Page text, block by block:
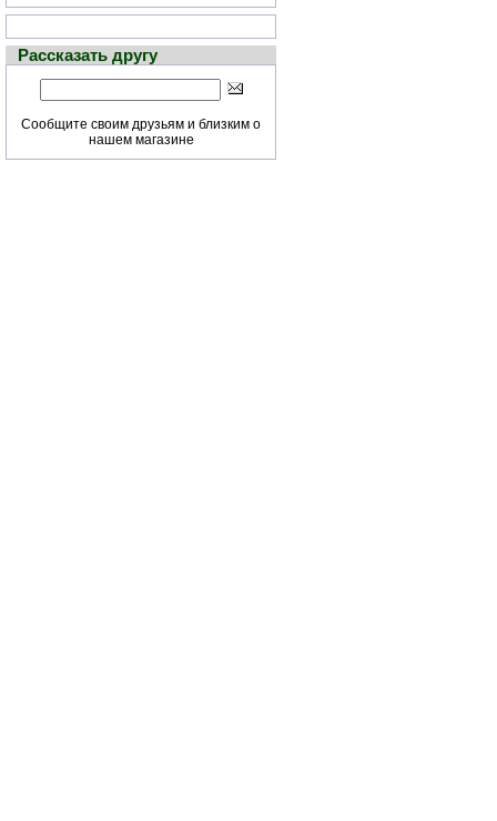
Рассказать другу
Сообщите своим друзьям и близким о
нашем магазине